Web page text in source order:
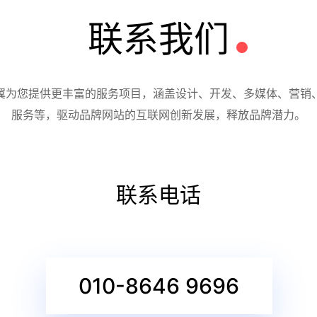
联系我们
为您提供更丰富的服务项目，涵盖设计、开发、多媒体、营销
服务等，驱动品牌网站的互联网创新发展，释放品牌潜力。
联系电话
010-8646 9696